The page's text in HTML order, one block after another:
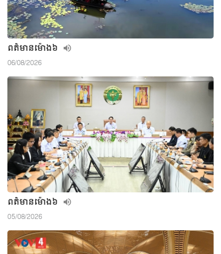
ពត៌មាន​ម៉ោង៦
06/08/2026
ពត៌មាន​ម៉ោង៦
05/08/2026